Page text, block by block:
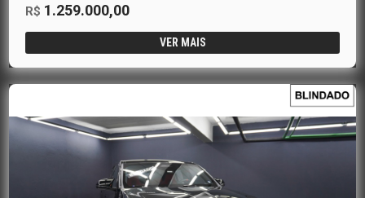
R$ 1.259.000,00
VER MAIS